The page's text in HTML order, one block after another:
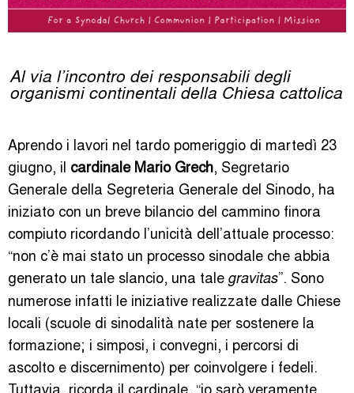
Al via l’incontro dei responsabili degli
organismi continentali della Chiesa cattolica
Aprendo i lavori nel tardo pomeriggio di martedì 23
giugno, il cardinale Mario Grech, Segretario
Generale della Segreteria Generale del Sinodo, ha
iniziato con un breve bilancio del cammino finora
compiuto ricordando l’unicità dell’attuale processo:
“non c’è mai stato un processo sinodale che abbia
generato un tale slancio, una tale gravitas”. Sono
numerose infatti le iniziative realizzate dalle Chiese
locali (scuole di sinodalità nate per sostenere la
formazione; i simposi, i convegni, i percorsi di
ascolto e discernimento) per coinvolgere i fedeli.
Tuttavia, ricorda il cardinale, “io sarò veramente